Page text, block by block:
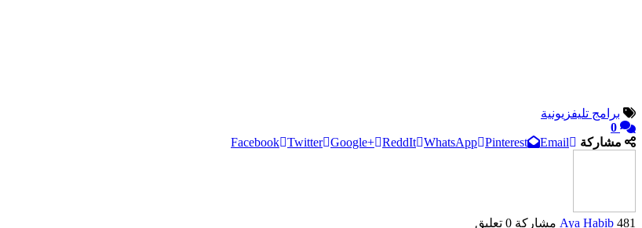
برامج تليفزيونية
0
مشاركة
Facebook Twitter Google+ ReddIt WhatsApp Pinterest Email
Aya Habib 481 مشاركة 0 تعليق